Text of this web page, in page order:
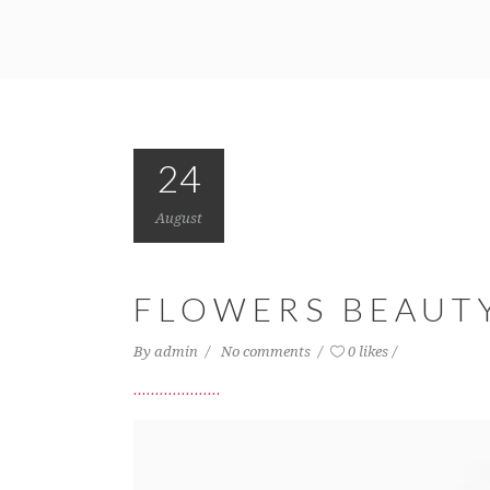
24
August
FLOWERS
By admin No comments 0 likes